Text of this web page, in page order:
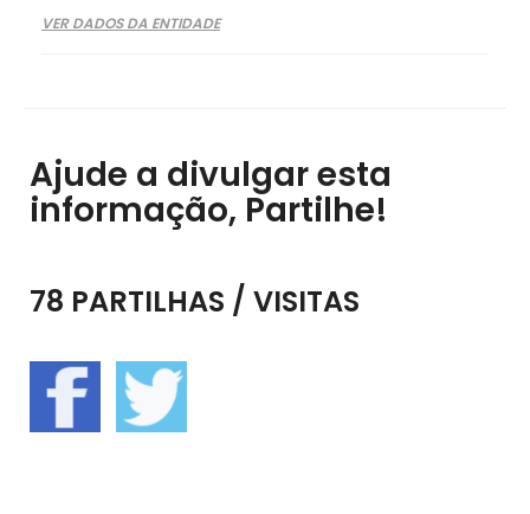
VER DADOS DA ENTIDADE
Ajude a divulgar esta
informação, Partilhe!
78 PARTILHAS / VISITAS